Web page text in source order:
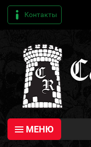
Контакты
МЕНЮ